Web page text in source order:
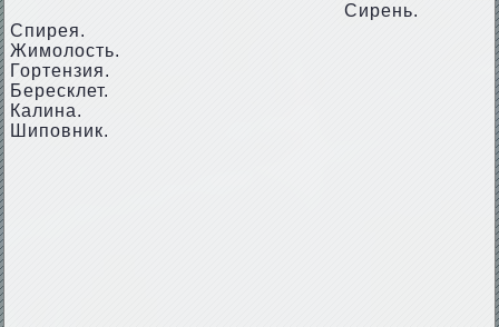
Сирень.
Спирея.
Жимолость.
Гортензия.
Бересклет.
Калина.
Шиповник.